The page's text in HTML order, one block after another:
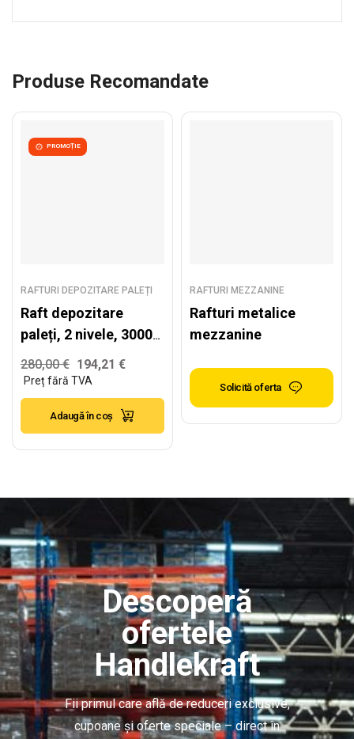
Produse Recomandate
PROMOȚIE
RAFTURI DEPOZITARE PALEȚI
Raft depozitare
paleți, 2 nivele, 3000
kg/nivel – H:2500mm
x L:2880mm x
W:1100mm, 3000
kg/nivel
280,00€ 194,21 €
Adaugă în coș
RAFTURI MEZZANINE
Rafturi metalice
mezzanine
Solicită oferta
Descoperă
ofertele
Handlekraft
Fii primul care află de reduceri exclusive,
cupoane și oferte speciale – direct în